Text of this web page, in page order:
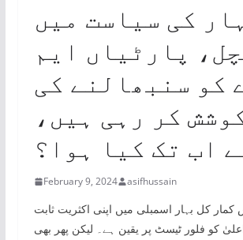
کی سیاست میں
پارٹیاں ایم
کو سنبھالنے کی
کر رہی ہیں،
اب تک کیا ہوا؟
February 9, 2024 asifhussain
کل بہار اسمبلی میں اپنی اکثریت ثابت
کو فلور ٹیسٹ پر یقین ہے۔ لیکن پھر بھی